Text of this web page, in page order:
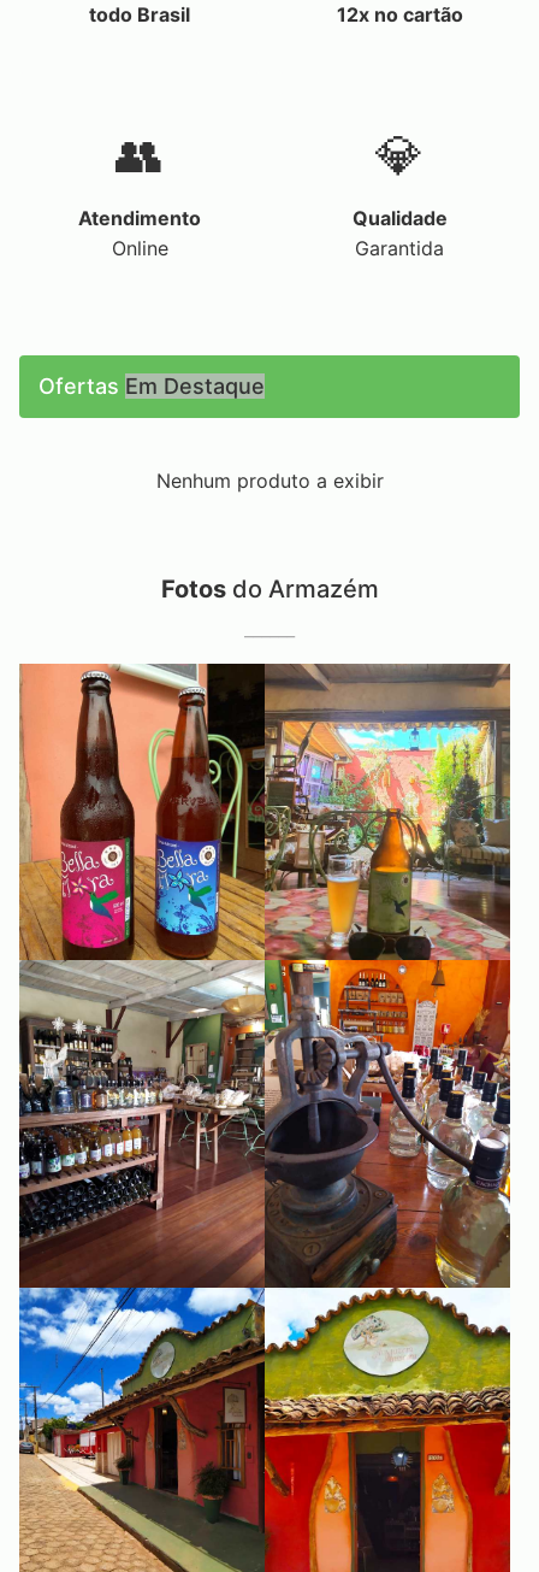
todo Brasil
12x no cartão
👥
Atendimento
Online
💎
Qualidade
Garantida
Ofertas Em Destaque
Nenhum produto a exibir
Fotosdo Armazém